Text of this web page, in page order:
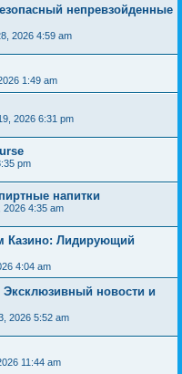
непревзойденные
2026 4:59 am
1:49 am
2026 6:31 pm
pm
напитки
2026 4:35 am
Казино: Лидирующий
4:04 am
Эксклюзивный новости и
2026 5:52 am
11:44 am